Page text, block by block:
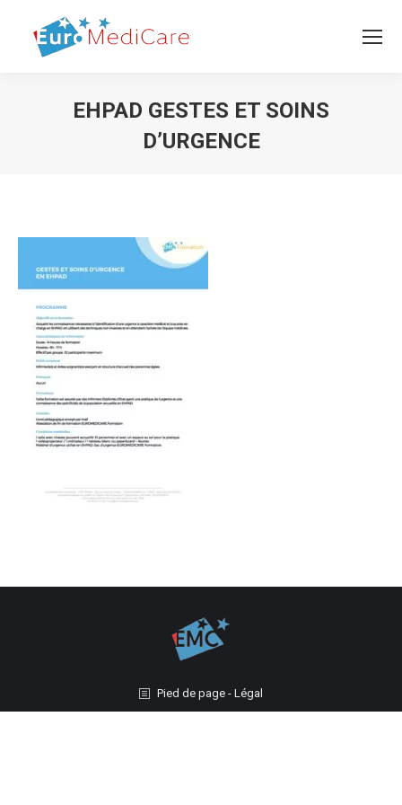
EHPAD GESTES ET SOINS
D’URGENCE
Pied de page - Légal